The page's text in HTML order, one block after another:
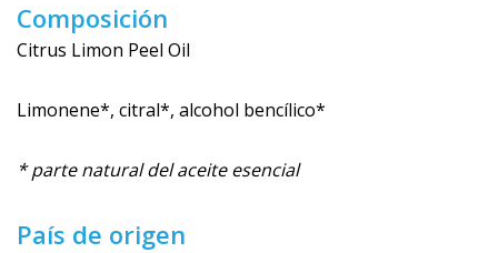
Composición
Citrus Limon Peel Oil
Limonene*, citral*, alcohol bencílico*
* parte natural del aceite esencial
País de origen